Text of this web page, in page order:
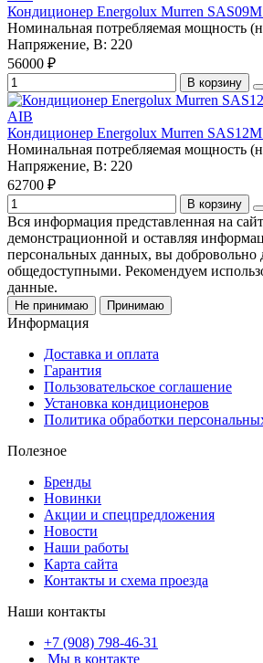
Кондиционер Energolux Murren
Номинальная потребляемая мощность
Напряжение, В: 220
56000 ₽
В корзину
Кондиционер Energolux Murren
Номинальная потребляемая мощность
Напряжение, В: 220
62700 ₽
В корзину
Вся информация представленная на
демонстрационной и оставляя
персональных данных, вы добровольно
общедоступными. Рекомендуем
данные.
Не принимаю Принимаю
Информация
Доставка и оплата
Гарантия
Пользовательское соглашение
Установка кондиционеров
Политика обработки
Полезное
Бренды
Новинки
Акции и спецпредложения
Новости
Наши работы
Карта сайта
Контакты и схема проезда
Наши контакты
+7 (908) 798-46-31
Мы в контакте